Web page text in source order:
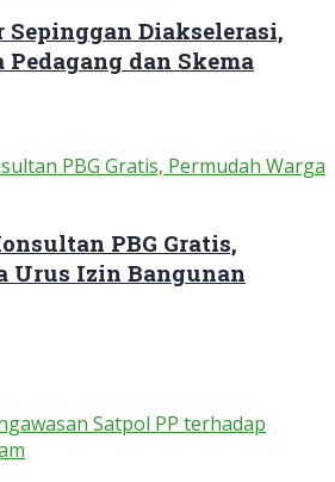
Sepinggan Diakselerasi,
Pedagang dan Skema
PBG Gratis,
Urus Izin Bangunan